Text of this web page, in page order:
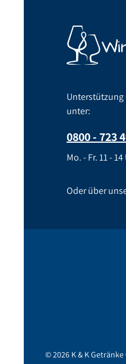
unter:
0800 - 723
Mo. - Fr. 11 -
Oder über
© 2026 K & K Getränke